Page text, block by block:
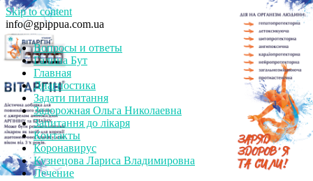
Skip to content
info@gpippua.com.ua
Вопросы и ответы
Галина Бут
Главная
Диагностика
Задати питання
Задорожная Ольга Николаевна
Запитання до лікаря
Контакты
Коронавирус
Кузнецова Лариса Владимировна
Лечение